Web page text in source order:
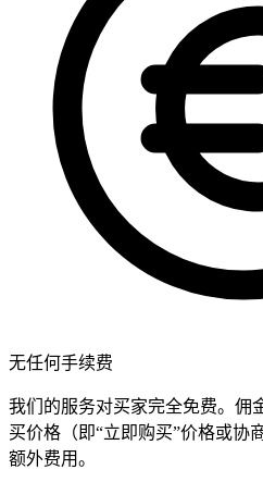
无任何手续费
我们的服务对买家完全免费。佣
买价格（即“立即购买”价格或协
额外费用。